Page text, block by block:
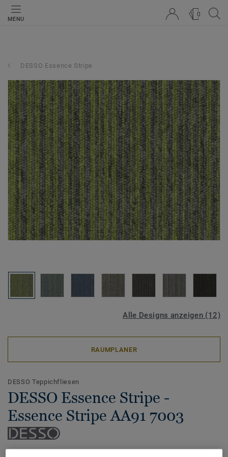
MENU
0
DESSO Essence Stripe
Alle Designs anzeigen (12)
RAUMPLANER
DESSO Teppichfliesen
DESSO Essence Stripe -
Essence Stripe AA91 7003